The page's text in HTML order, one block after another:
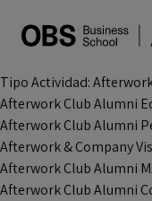
Tipo Actividad:
Afterwork Club Alumni
Afterwork Club Alumni
Afterwork & Company
Afterwork Club Alumni
Afterwork Club Alumni